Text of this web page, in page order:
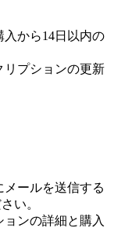
から14日以内の
リプションの更新
メールを送信する
い。
ンの詳細と購入